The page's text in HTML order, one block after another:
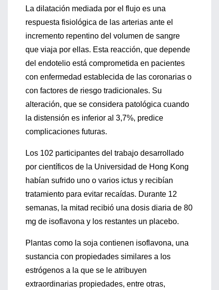
La dilatación mediada por el flujo es una
respuesta fisiológica de las arterias ante el
incremento repentino del volumen de sangre
que viaja por ellas. Esta reacción, que depende
del endotelio está comprometida en pacientes
con enfermedad establecida de las coronarias o
con factores de riesgo tradicionales. Su
alteración, que se considera patológica cuando
la distensión es inferior al 3,7%, predice
complicaciones futuras.
Los 102 participantes del trabajo desarrollado
por científicos de la Universidad de Hong Kong
habían sufrido uno o varios ictus y recibían
tratamiento para evitar recaídas. Durante 12
semanas, la mitad recibió una dosis diaria de 80
mg de isoflavona y los restantes un placebo.
Plantas como la soja contienen isoflavona, una
sustancia con propiedades similares a los
estrógenos a la que se le atribuyen
extraordinarias propiedades, entre otras,